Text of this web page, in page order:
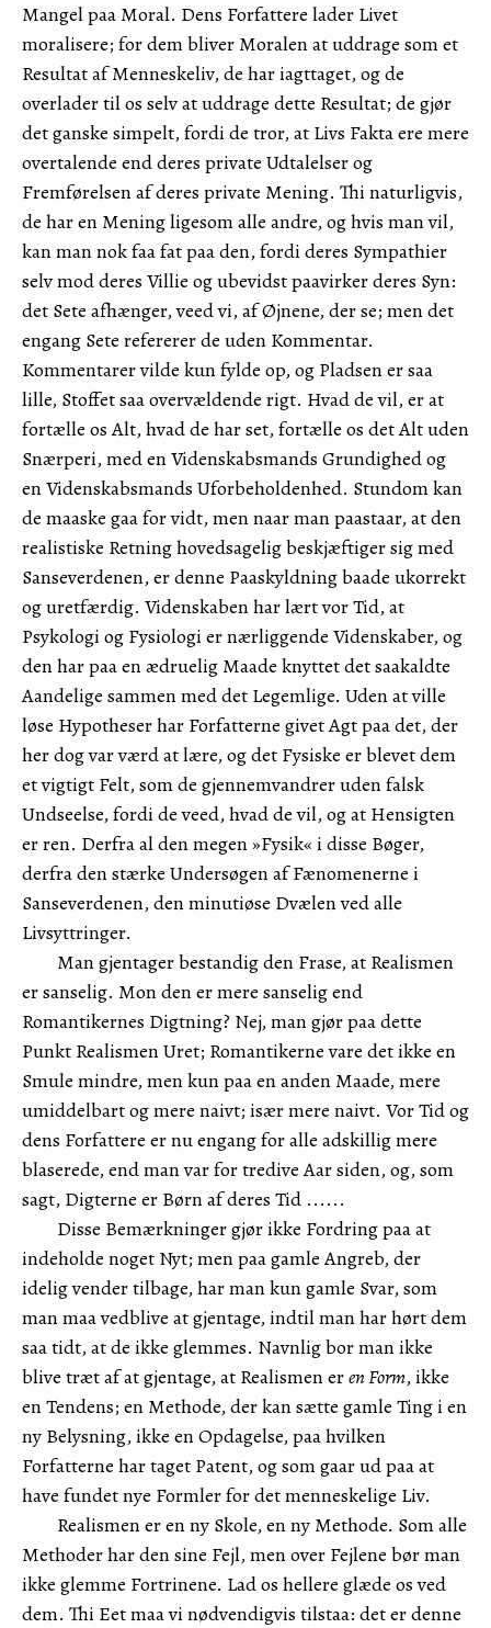
Mangel paa Moral. Dens Forfattere lader Livet
moralisere; for dem bliver Moralen at uddrage som et
Resultat af Menneskeliv, de har iagttaget, og de
overlader til os selv at uddrage dette Resultat; de gjør
det ganske simpelt, fordi de tror, at Livs Fakta ere mere
overtalende end deres private Udtalelser og
Fremførelsen af deres private Mening. Thi naturligvis,
de har en Mening ligesom alle andre, og hvis man vil,
kan man nok faa fat paa den, fordi deres Sympathier
selv mod deres Villie og ubevidst paavirker deres Syn:
det Sete afhænger, veed vi, af Øjnene, der se; men det
engang Sete refererer de uden Kommentar.
Kommentarer vilde kun fylde op, og Pladsen er saa
lille, Stoffet saa overvældende rigt. Hvad de vil, er at
fortælle os Alt, hvad de har set, fortælle os det Alt uden
Snærperi, med en Videnskabsmands Grundighed og
en Videnskabsmands Uforbeholdenhed. Stundom kan
de maaske gaa for vidt, men naar man paastaar, at den
realistiske Retning hovedsagelig beskjæftiger sig med
Sanseverdenen, er denne Paaskyldning baade ukorrekt
og uretfærdig. Videnskaben har lært vor Tid, at
Psykologi og Fysiologi er nærliggende Videnskaber, og
den har paa en ædruelig Maade knyttet det saakaldte
Aandelige sammen med det Legemlige. Uden at ville
løse Hypotheser har Forfatterne givet Agt paa det, der
her dog var værd at lære, og det Fysiske er blevet dem
et vigtigt Felt, som de gjennemvandrer uden falsk
Undseelse, fordi de veed, hvad de vil, og at Hensigten
er ren. Derfra al den megen »Fysik« i disse Bøger,
derfra den stærke Undersøgen af Fænomenerne i
Sanseverdenen, den minutiøse Dvælen ved alle
Livsyttringer.
Man gjentager bestandig den Frase, at Realismen
er sanselig. Mon den er mere sanselig end
Romantikernes Digtning? Nej, man gjør paa dette
Punkt Realismen Uret; Romantikerne vare det ikke en
Smule mindre, men kun paa en anden Maade, mere
umiddelbart og mere naivt; især mere naivt. Vor Tid og
dens Forfattere er nu engang for alle adskillig mere
blaserede, end man var for tredive Aar siden, og, som
sagt, Digterne er Børn af deres Tid ......
Disse Bemærkninger gjør ikke Fordring paa at
indeholde noget Nyt; men paa gamle Angreb, der
idelig vender tilbage, har man kun gamle Svar, som
man maa vedblive at gjentage, indtil man har hørt dem
saa tidt, at de ikke glemmes. Navnlig bor man ikke
blive træt af at gjentage, at Realismen eren Form, ikke
en Tendens; en Methode, der kan sætte gamle Ting i en
ny Belysning, ikke en Opdagelse, paa hvilken
Forfatterne har taget Patent, og som gaar ud paa at
have fundet nye Formler for det menneskelige Liv.
Realismen er en ny Skole, en ny Methode. Som alle
Methoder har den sine Fejl, men over Fejlene bør man
ikke glemme Fortrinene. Lad os hellere glæde os ved
dem. Thi Eet maa vi nødvendigvis tilstaa: det er denne